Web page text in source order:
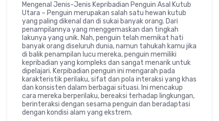
Mengenal Jenis-Jenis Kepribadian Penguin Asal Kutub
Utara – Penguin merupakan salah satu hewan kutub
yang paling dikenal dan di sukai banyak orang. Dari
penampilannya yang menggemaskan dan tingkah
lakunya yang unik. Nah, penguin telah memikat hati
banyak orang diseluruh dunia, namun tahukah kamu jika
di balik penampilan lucu mereka, penguin memiliki
kepribadian yang kompleks dan sangat menarik untuk
dipelajari. Kerpibadian penguin ini mengarah pada
karakteristik perilaku, sifat dan pola interaksi yang khas
dan konsisten dalam berbagai situasi. Ini mencakup
cara mereka berperilaku, bereaksi terhadap lingkungan,
berinteraksi dengan sesama penguin dan beradaptasi
dengan kondisi alam yang ekstrem.